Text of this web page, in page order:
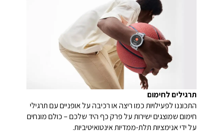
תרגילים לחימום
התכוננו לפעילויות כמו ריצה או רכיבה על אופניים עם תרגילי
חימום שמוצגים ישירות על פרק כף היד שלכם – כולם מונחים
על ידי אנימציות תלת-ממדיות אינטואיטיביות.